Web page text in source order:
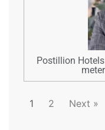
Postillion
1 2 Next »